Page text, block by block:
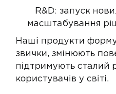
R&D: запуск
масштабування
Наші продукти
звички, змінюють
підтримують сталий
користувачів у світі.